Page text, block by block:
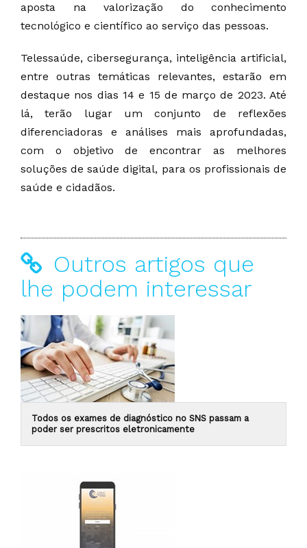
aposta na valorização do conhecimento
tecnológico e científico ao serviço das pessoas.
Telessaúde, cibersegurança, inteligência artificial,
entre outras temáticas relevantes, estarão em
destaque nos dias 14 e 15 de março de 2023. Até
lá, terão lugar um conjunto de reflexões
diferenciadoras e análises mais aprofundadas,
com o objetivo de encontrar as melhores
soluções de saúde digital, para os profissionais de
saúde e cidadãos.
Outros artigos que
lhe podem interessar
Todos os exames de diagnóstico no SNS passam a
poder ser prescritos eletronicamente